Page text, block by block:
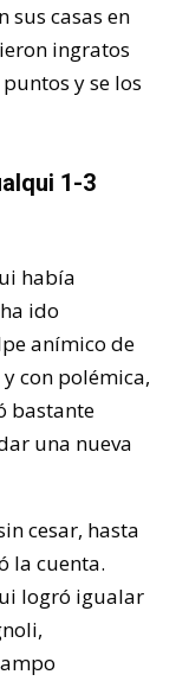
sus casas en
ingratos
y se los
1-3
había
ido
anímico de
con polémica,
bastante
una nueva
cesar, hasta
la cuenta.
logró igualar